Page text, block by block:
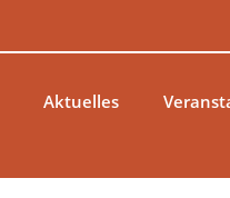
Aktuelles